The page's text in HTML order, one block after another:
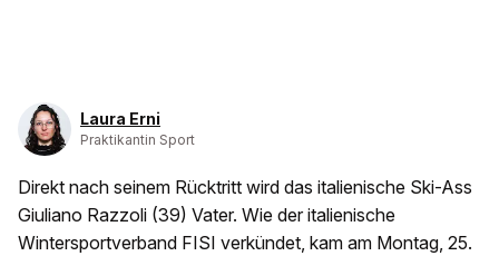
Laura Erni
Praktikantin Sport
Direkt nach seinem Rücktritt wird das italienische Ski-Ass
Giuliano Razzoli (39) Vater. Wie der italienische
Wintersportverband FISI verkündet, kam am Montag, 25.